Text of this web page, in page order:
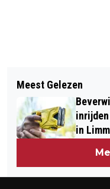
VERMISTE EN
GROTE BRAND
MASSAAL
Meest Gelezen
in